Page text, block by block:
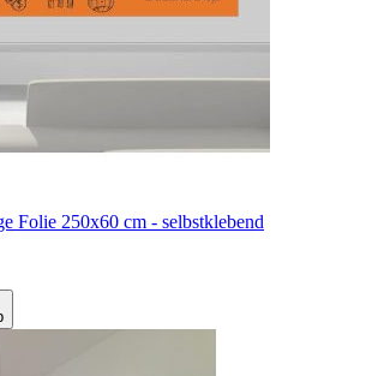
Folie 250x60 cm - selbstklebend